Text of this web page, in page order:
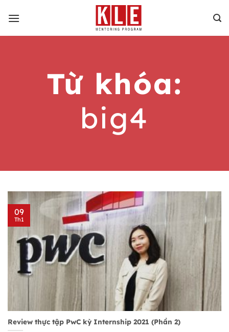
qua
Từ khóa:
big4
Review thực tập PwC kỳ Internship 2021 (Phần 2)
09
Th1